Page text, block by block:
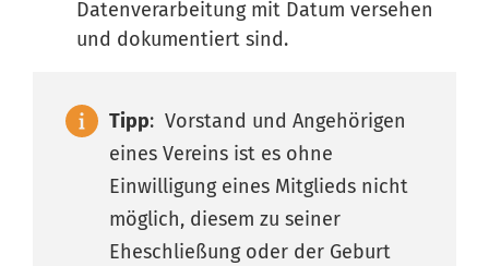
Datenverarbeitung mit Datum versehen
und dokumentiert sind.
Tipp: Vorstand und Angehörigen
eines Vereins ist es ohne
Einwilligung eines Mitglieds nicht
möglich, diesem zu seiner
Eheschließung oder der Geburt